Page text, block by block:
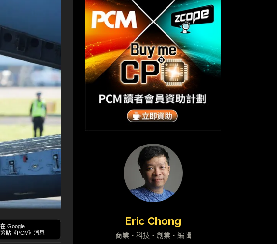
在 Google
緊貼《PCM》消息
Eric Chong
商業・科技・創業・編輯